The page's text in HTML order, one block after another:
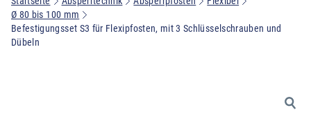
Ø 80 bis 100 mm
Befestigungsset S3 für Flexipfosten, mit 3 Schlüsselschrauben und
Dübeln